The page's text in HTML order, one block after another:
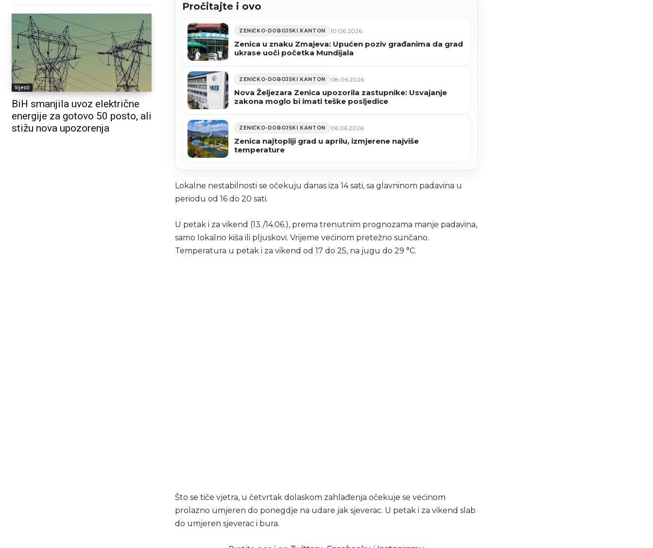
Vijesti
BiH smanjila uvoz električne
energije za gotovo 50 posto, ali
stižu nova upozorenja
Pročitajte i ovo
ZENIČKO-DOBOJSKI KANTON 10.06.2026
Zenica u znaku Zmajeva: Upućen poziv građanima da grad
ukrase uoči početka Mundijala
ZENIČKO-DOBOJSKI KANTON 08.06.2026
Nova Željezara Zenica upozorila zastupnike: Usvajanje
zakona moglo bi imati teške posljedice
ZENIČKO-DOBOJSKI KANTON 06.06.2026
Zenica najtopliji grad u aprilu, izmjerene najviše
temperature
Lokalne nestabilnosti se očekuju danas iza 14 sati, sa glavninom padavina u
periodu od 16 do 20 sati.
U petak i za vikend (13./14.06.), prema trenutnim prognozama manje padavina,
samo lokalno kiša ili pljuskovi. Vrijeme većinom pretežno sunčano.
Temperatura u petak i za vikend od 17 do 25, na jugu do 29 °C.
Što se tiče vjetra, u četvrtak dolaskom zahlađenja očekuje se većinom
prolazno umjeren do ponegdje na udare jak sjeverac. U petak i za vikend slab
do umjeren sjeverac i bura.